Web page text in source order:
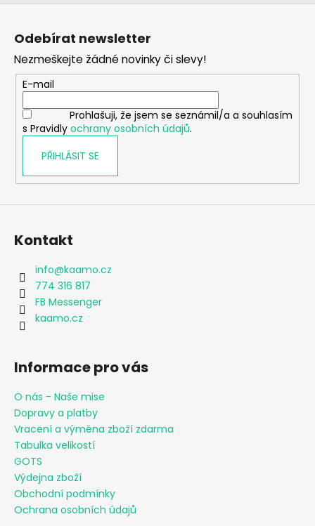
Z
Odebírat newsletter
Nezmeškejte žádné novinky či slevy!
E-mail
Prohlašuji, že jsem se seznámil/a a souhlasím
s Pravidly ochrany osobních údajů.
PŘIHLÁSIT SE
Kontakt
info@kaamo.cz
774 316 817
FB Messenger
kaamo.cz
Informace pro vás
O nás - Naše mise
Dopravy a platby
Vracení a výměna zboží zdarma
Tabulka velikostí
GOTS
Výdejna zboží
Obchodní podmínky
Ochrana osobních údajů